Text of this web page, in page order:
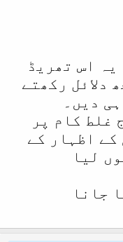
اور اس پر
طور سے
کے ساتھ
یہ اس تھریڈ
دلائل رکھتے
دیں۔
غلط کام پر
کے اظہار کے
لیا
جانا